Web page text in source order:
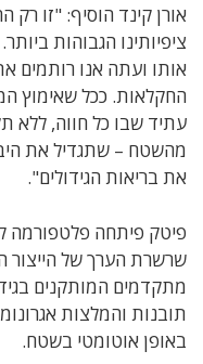
אורן קינד הוסיף: "זו
אותו ועתה אנו רותמים
החקלאות. ככל שאימוץ
עתיד שבו כל חווה, ללא
מהשטח – שתגדיל את
את בריאות הגידולים".
פיטק פיתחה פלטפורמה
שרשרת הערך של הייצור
מתקדמים המותקנים
תובנות והמלצות
באופן אוטומטי בשטח.